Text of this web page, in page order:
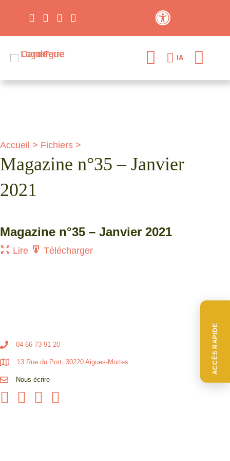
ACCÈS RAPIDE
IA
Accueil > Fichiers >
Magazine n°35 – Janvier
2021
Magazine n°35 – Janvier 2021
Lire Télécharger
04 66 73 91 20
13 Rue du Port, 30220 Aigues-Mortes
Nous écrire